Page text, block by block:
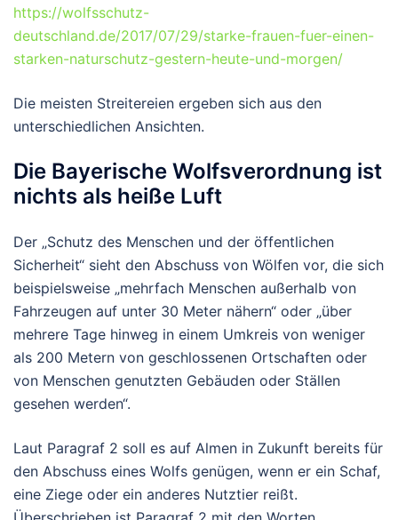
https://wolfsschutz-
deutschland.de/2017/07/29/starke-frauen-fuer-einen-
starken-naturschutz-gestern-heute-und-morgen/
Die meisten Streitereien ergeben sich aus den
unterschiedlichen Ansichten.
Die Bayerische Wolfsverordnung ist
nichts als heiße Luft
Der „Schutz des Menschen und der öffentlichen
Sicherheit“ sieht den Abschuss von Wölfen vor, die sich
beispielsweise „mehrfach Menschen außerhalb von
Fahrzeugen auf unter 30 Meter nähern“ oder „über
mehrere Tage hinweg in einem Umkreis von weniger
als 200 Metern von geschlossenen Ortschaften oder
von Menschen genutzten Gebäuden oder Ställen
gesehen werden“.
Laut Paragraf 2 soll es auf Almen in Zukunft bereits für
den Abschuss eines Wolfs genügen, wenn er ein Schaf,
eine Ziege oder ein anderes Nutztier reißt.